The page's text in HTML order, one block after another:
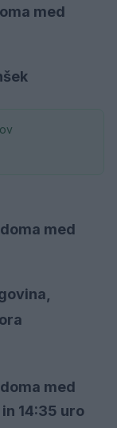
med
med
med
14:35 uro